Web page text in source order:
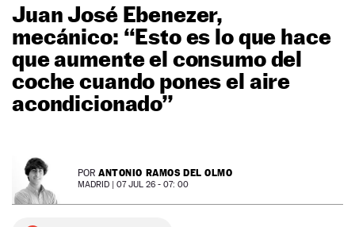
MOTOS
TECNOLOGÍA
MOTORTV
SERVICIOS
SÍGUENOS
Juan José Ebenezer,
mecánico: “Esto es lo que hace
que aumente el consumo del
coche cuando pones el aire
acondicionado”
POR ANTONIO RAMOS DEL OLMO
MADRID | 07 JUL 26 - 07: 00